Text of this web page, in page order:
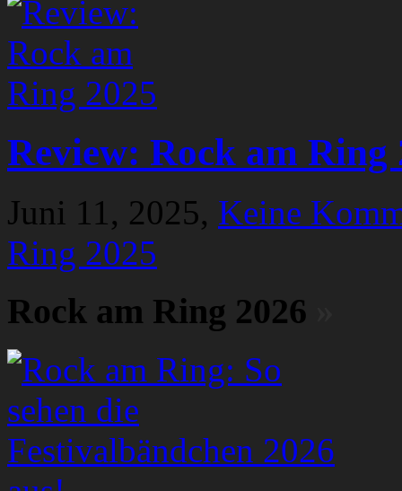
Review: Rock am Ring
Juni 11, 2025, Keine
Ring 2025
Rock am Ring 2026